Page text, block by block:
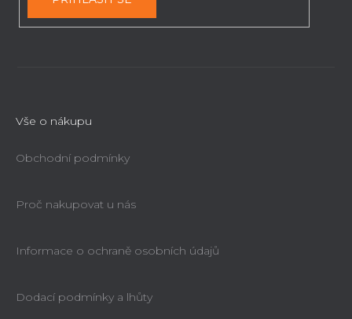
i
Vše o nákupu
Obchodní podmínky
Proč nakupovat u nás
Informace o ochraně osobních údajů
Dodací podmínky a lhůty